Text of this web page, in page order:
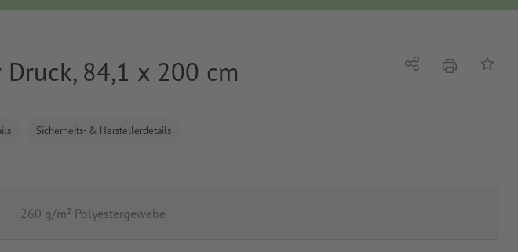
84,1 x 200 cm
Sicherheits- & Herstellerdetails
Teilen DruckenAuf
260 g/m² Polyestergewebe